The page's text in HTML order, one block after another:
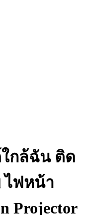
กล้ฉัน ติด
ไฟหน้า
Projector